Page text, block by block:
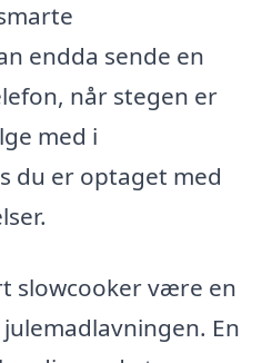
endda sende en
når stegen er
med i
du er optaget med
slowcooker være en
En